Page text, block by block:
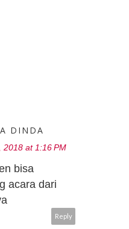
DINDA
2018 at 1:16 PM
bisa
acara dari
Reply